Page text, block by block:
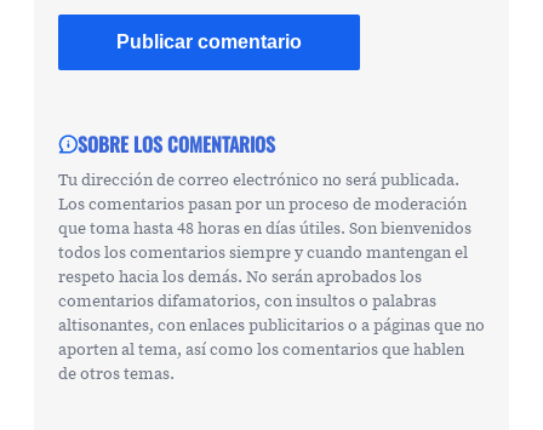
SOBRE LOS COMENTARIOS
Tu dirección de correo electrónico no será publicada.
Los comentarios pasan por un proceso de moderación
que toma hasta 48 horas en días útiles. Son bienvenidos
todos los comentarios siempre y cuando mantengan el
respeto hacia los demás. No serán aprobados los
comentarios difamatorios, con insultos o palabras
altisonantes, con enlaces publicitarios o a páginas que no
aporten al tema, así como los comentarios que hablen
de otros temas.